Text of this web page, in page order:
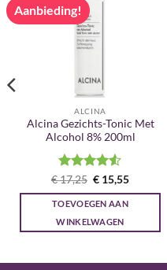
Aanbieding!
ALCINA
Alcina Gezichts-Tonic Met
Alcohol 8% 200ml
Gewaardeerd
4.5uit 5
€17,25 Oorspronkelijke
prijs
was:
€ 17,25.
€ 15,55Huidige
TOEVOEGEN AAN
WINKELWAGEN